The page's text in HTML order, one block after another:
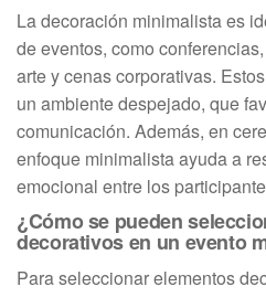
La decoración minimalista es
de eventos, como
arte y cenas corporativas.
un ambiente despejado, que
comunicación. Además, en
enfoque minimalista ayuda a
emocional entre los
¿Cómo se pueden
decorativos en un evento
Para seleccionar elementos